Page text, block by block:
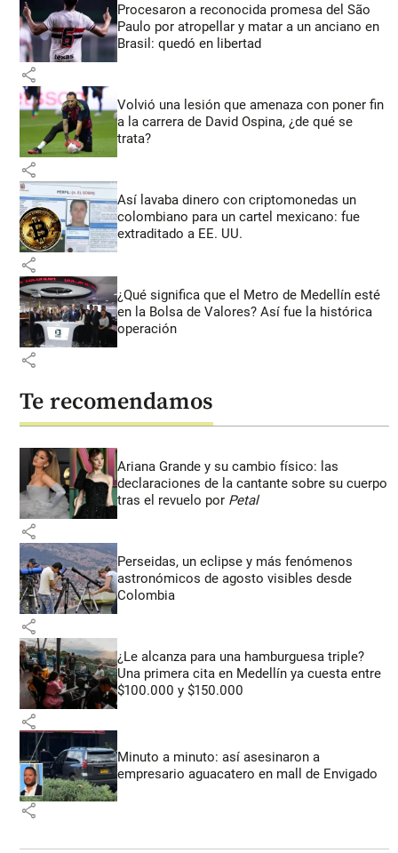
Procesaron a reconocida promesa del São
Paulo por atropellar y matar a un anciano en
Brasil: quedó en libertad
share
Volvió una lesión que amenaza con poner fin
a la carrera de David Ospina, ¿de qué se
trata?
share
Así lavaba dinero con criptomonedas un
colombiano para un cartel mexicano: fue
extraditado a EE. UU.
share
¿Qué significa que el Metro de Medellín esté
en la Bolsa de Valores? Así fue la histórica
operación
share
Te recomendamos
Ariana Grande y su cambio físico: las
declaraciones de la cantante sobre su cuerpo
tras el revuelo por Petal
share
Perseidas, un eclipse y más fenómenos
astronómicos de agosto visibles desde
Colombia
share
¿Le alcanza para una hamburguesa triple?
Una primera cita en Medellín ya cuesta entre
$100.000 y $150.000
share
Minuto a minuto: así asesinaron a
empresario aguacatero en mall de Envigado
share